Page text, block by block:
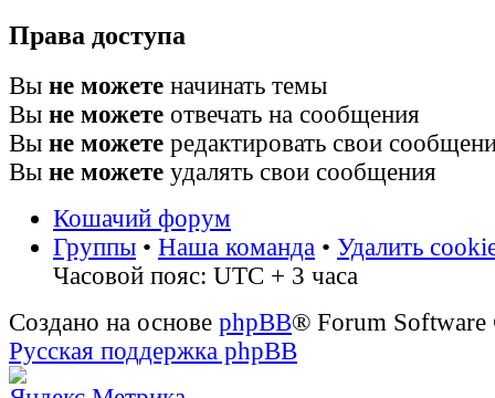
Права доступа
Вы не можете начинать темы
Вы не можете отвечать на сообщения
Вы не можете редактировать свои
Вы не можете удалять свои сообщения
Кошачий форум
Группы • Наша команда • Удалить
Часовой пояс: UTC + 3 часа
Создано на основе phpBB® Forum
Русская поддержка phpBB